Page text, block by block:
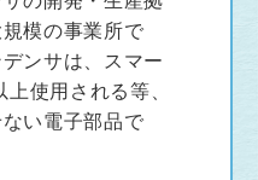
模の事業所で
ンサは、スマー
使用される等、
い電子部品で